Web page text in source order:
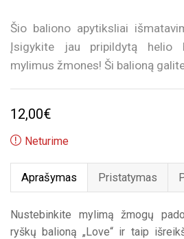
Šio baliono apytiksliai
Įsigykite jau pripildytą helio
mylimus žmones! Ši balioną
12,00€
Neturime
Aprašymas Pristatymas
Nustebinkite mylimą žmogų
ryškų balioną „Love“ ir taip